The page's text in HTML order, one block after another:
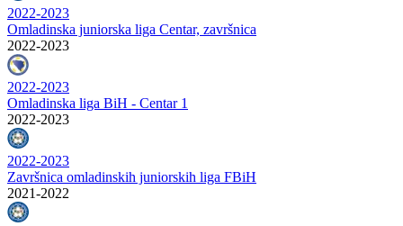
2022-2023
Omladinska juniorska liga Centar, završnica
2022-2023
2022-2023
Omladinska liga BiH - Centar 1
2022-2023
2022-2023
Završnica omladinskih juniorskih liga FBiH
2021-2022